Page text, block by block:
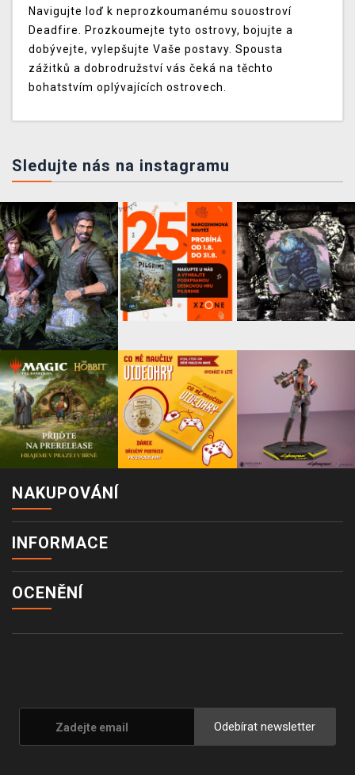
Navigujte loď k neprozkoumanému souostroví
Deadfire. Prozkoumejte tyto ostrovy, bojujte a
dobývejte, vylepšujte Vaše postavy. Spousta
zážitků a dobrodružství vás čeká na těchto
bohatstvím oplývajících ostrovech.
Sledujte nás na instagramu
NAKUPOVÁNÍ
INFORMACE
OCENĚNÍ
Odebírat newsletter